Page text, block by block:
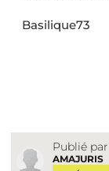
Basilique73
Publié par
AMAJURIS